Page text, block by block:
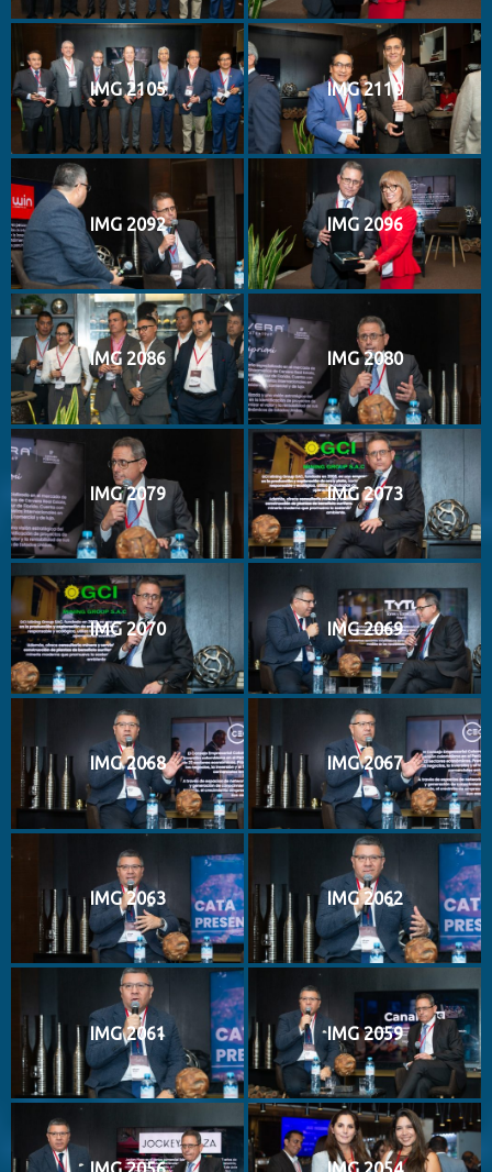
IMG 2105 IMG 2110
IMG 2092 IMG 2096
IMG 2086 IMG 2080
IMG 2079 IMG 2073
IMG 2070 IMG 2069
IMG 2068 IMG 2067
IMG 2063 IMG 2062
IMG 2061 IMG 2059